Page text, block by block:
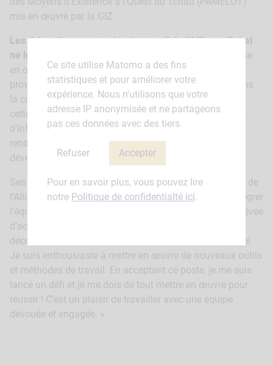
mis en œuvre par la GIZ.
Les thématiques centrales du travail de l’Alliance Sahel
ne lui sont pas étrangères
: il a été en charge de la mise
en œuvre de l’Approche Territoriale Intégrée dans la
province du Kanem et Barh-El-Gazel, et est impliqué dans
la coordination des interventions des partenaires dans
cette zone. Dans ce cadre, il a facilité l’échange régulier
d’informations entre les parties prenantes nationales et
rend compte régulièrement aux partenaires au
développement.
Ses motivations pour rejoindre l’équipe de coordination de
l’Alliance Sahel ? Il les résume en quelques mots : « Intégrer
l’équipe de l’Alliance Sahel est pour moi une occasion rêvée
d’accomplir ce que j’ai commencé auprès des autorités
déconcentrées de la province du Kanem et Barh-El-Gazel.
Je suis enthousiaste à mettre en œuvre de nouveaux outils
et méthodes de travail. En acceptant ce poste, je me suis
lancé un défi et je me dois de tout mettre en œuvre pour
réussir ! C’est un plaisir de travailler avec une équipe
dévouée et engagée. »
Ce site utilise Matomo a des fins
statistiques et pour améliorer votre
expérience. Nous n'utilisons que votre
adresse IP anonymisée et ne partageons
pas ces données avec des tiers.
Refuser Accepter
Pour en savoir plus, vous pouvez lire
notre Politique de confidentialté ici.